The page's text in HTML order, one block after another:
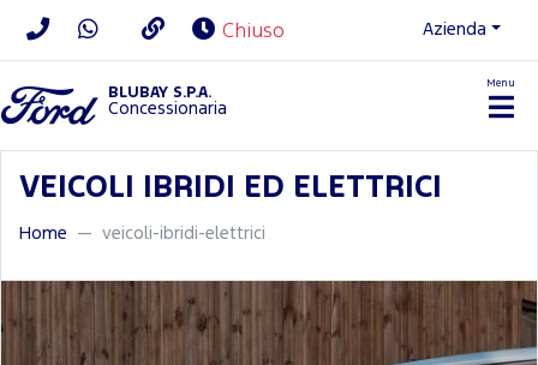
Chiuso Azienda
BLUBAY S.P.A.
Concessionaria
Menu
VEICOLI IBRIDI ED ELETTRICI
Home veicoli-ibridi-elettrici